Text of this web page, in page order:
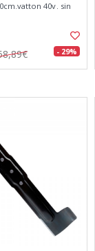
40v. sin
- 29%